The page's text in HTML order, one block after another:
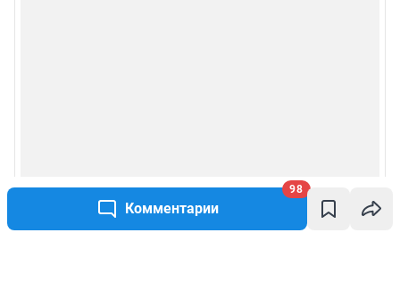
Комментарии
98